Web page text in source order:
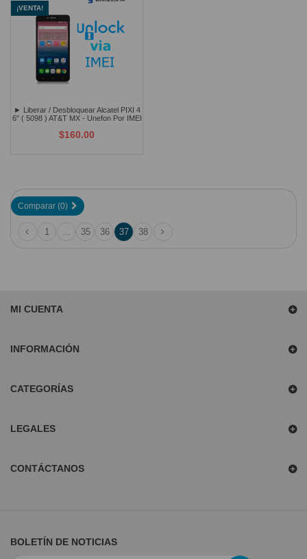
¡VENTA!
► Liberar / Desbloquear Alcatel PIXI 4
6" ( 5098 ) AT&T MX - Unefon Por IMEI
$160.00
Comparar (0)
1 ... 35 36 37 38
MI CUENTA
INFORMACIÓN
CATEGORÍAS
LEGALES
CONTÁCTANOS
BOLETÍN DE NOTICIAS